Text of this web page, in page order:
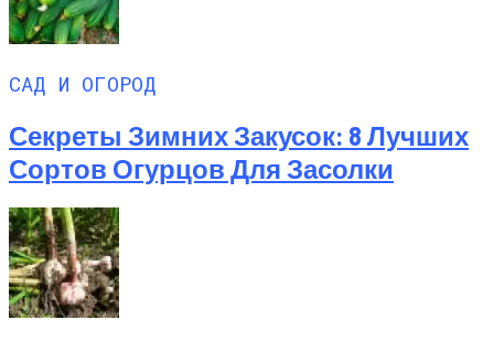
САД И ОГОРОД
Секреты Зимних Закусок: 8 Лучших
Сортов Огурцов Для Засолки